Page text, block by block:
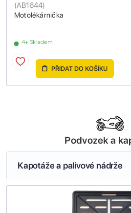
Motolékárnička
(AB1644)
4+ Skladem
PŘIDAT DO KOŠÍKU
Podvozek a
Kapotáže a palivové nádrže